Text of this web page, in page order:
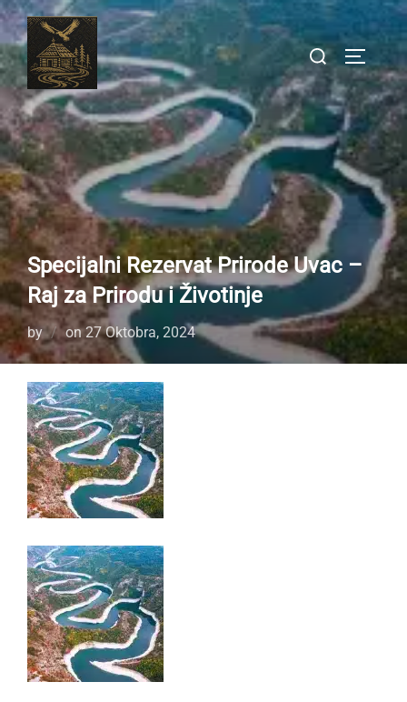
Skip
to
content
Search
for:
Specijalni Rezervat Prirode Uvac –
Raj za Prirodu i Životinje
by onPosted
on
27 Oktobra, 2024